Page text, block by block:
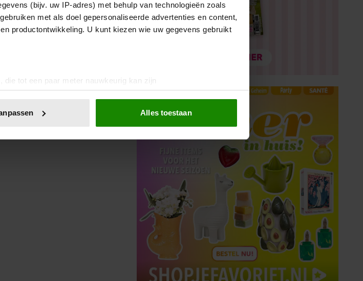
(bijv. uw IP-adres) met behulp van technologieën zoals
met als doel gepersonaliseerde advertenties en content,
productontwikkeling. U kunt kiezen wie uw gegevens gebruikt
tot een paar meter nauwkeurig kan zijn
specifieke eigenschappen (fingerprinting)
om functies voor social media te bieden en om ons
gegevens combineren met andere informatie die u aan ze heeft
van hun services. U gaat akkoord met onze cookies als u
Alles toestaan